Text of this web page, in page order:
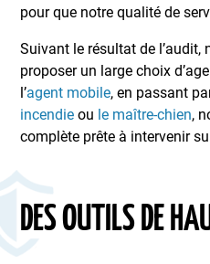
pour que notre qualité de
Suivant le résultat de l’audit,
proposer un large choix
l’agent mobile, en passant
incendie ou le maître-chien,
complète prête à intervenir
DES OUTILS DE